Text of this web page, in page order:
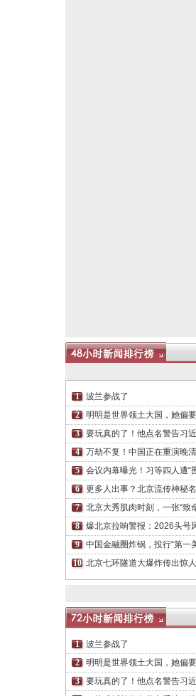
波兰参战了
明明是世界领土大国，她偏
要玩真的了！他点名警告习
万劫不复！中国正在重演晚
会议内幕曝光！习等四人遭“
更多人出事？北京流传神秘
北京大秀肌肉时刻，一张“致
爆北京拉响警报：2026头号
中国金融圈炸锅，投行“第一
北京七环隧道大爆炸传出惊
波兰参战了
明明是世界领土大国，她偏
要玩真的了！他点名警告习